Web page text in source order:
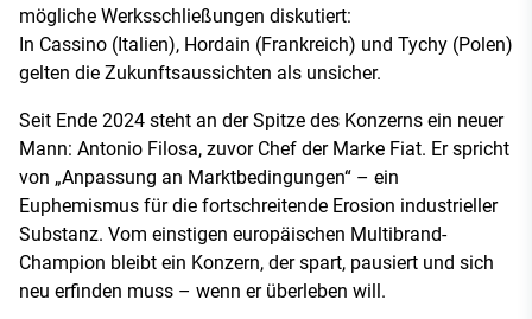
mögliche Werksschließungen diskutiert:
In Cassino (Italien), Hordain (Frankreich) und Tychy (Polen)
gelten die Zukunftsaussichten als unsicher.
Seit Ende 2024 steht an der Spitze des Konzerns ein neuer
Mann: Antonio Filosa, zuvor Chef der Marke Fiat. Er spricht
von „Anpassung an Marktbedingungen“ – ein
Euphemismus für die fortschreitende Erosion industrieller
Substanz. Vom einstigen europäischen Multibrand-
Champion bleibt ein Konzern, der spart, pausiert und sich
neu erfinden muss – wenn er überleben will.